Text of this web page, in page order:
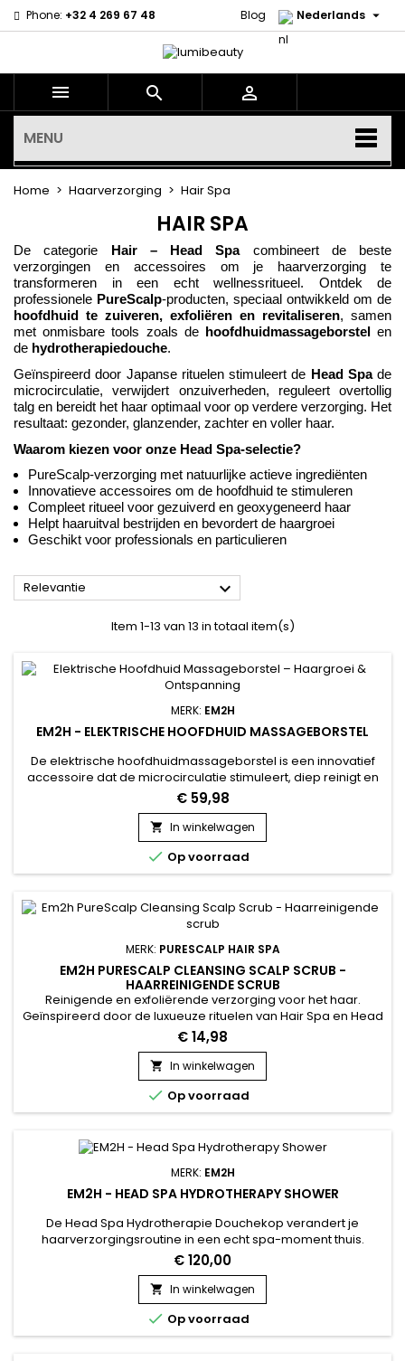
Phone: +32 4 269 67 48 Nederlands 
Blog
  
MENU
Home Haarverzorging Hair Spa
HAIR SPA
De categorie Hair – Head Spacombineert de beste
verzorgingen en accessoires om je haarverzorging te
transformeren in een echt wellnessritueel. Ontdek de
professionele PureScalp-producten, speciaal ontwikkeld om de
hoofdhuid te zuiveren, exfoliëren en revitaliseren, samen
met onmisbare tools zoals de hoofdhuidmassageborstelen
de hydrotherapiedouche.
Geïnspireerd door Japanse rituelen stimuleert de Head Spade
microcirculatie, verwijdert onzuiverheden, reguleert overtollig
talg en bereidt het haar optimaal voor op verdere verzorging. Het
resultaat: gezonder, glanzender, zachter en voller haar.
Waarom kiezen voor onze Head Spa-selectie?
PureScalp-verzorging met natuurlijke actieve ingrediënten
Innovatieve accessoires om de hoofdhuid te stimuleren
Compleet ritueel voor gezuiverd en geoxygeneerd haar
Helpt haaruitval bestrijden en bevordert de haargroei
Geschikt voor professionals en particulieren
Relevantie 
Item 1-13 van 13 in totaal item(s)
MERK: EM2H
EM2H - ELEKTRISCHE HOOFDHUID MASSAGEBORSTEL
De elektrische hoofdhuidmassageborstel is een innovatief
accessoire dat de microcirculatie stimuleert, diep reinigt en
zorgt voor een ontspannend haarverzorgingsmoment.
Dankzij de elektrische trillingen wordt de bloedcirculatie
geactiveerd, de toevoer van essentiële voedingsstoffen
verbeterd en de haargroei bevorderd voor sterker en voller
haar. De...
€ 59,98
 In winkelwagen
 Op voorraad
MERK: PURESCALP HAIR SPA
EM2H PURESCALP CLEANSING SCALP SCRUB -
HAARREINIGENDE SCRUB
Reinigende en exfoliërende verzorging voor het haar.
Geïnspireerd door de luxueuze rituelen van Hair Spa en Head
Spa, reinigt het de hoofdhuid grondig en zuivert het op een
zachte manier, terwijl het de haarvezel revitaliseert. Verrijkt
met zeezoutextract, verwijdert EM2H PureScalp Scrub dode
huidcellen, overtollig talg en resten van haarproducten,...
€ 14,98
 In winkelwagen
 Op voorraad
MERK: EM2H
EM2H - HEAD SPA HYDROTHERAPY SHOWER
De Head Spa Hydrotherapie Douchekop verandert je
haarverzorgingsroutine in een echt spa-moment thuis.
Dankzij het gerichte waterdruksysteem masseert hij de
hoofdhuid, verwijdert onzuiverheden en stimuleert de
microcirculatie, wat de haargroei en gezondheid van de
hoofdhuid bevordert. In combinatie met de PureScalp
professionele verzorging versterkt hij...
€ 120,00
 In winkelwagen
 Op voorraad